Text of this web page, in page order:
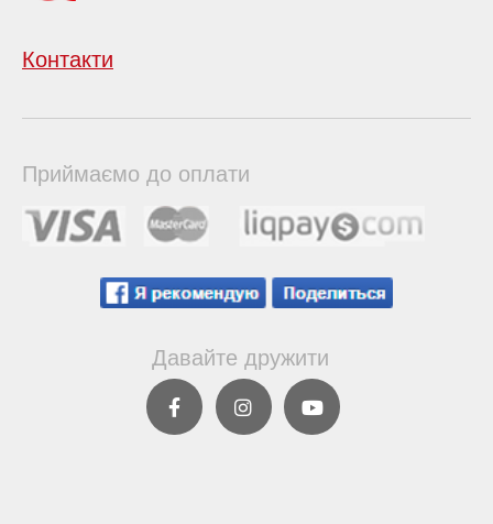
Контакти
Приймаємо до оплати
Давайте дружити